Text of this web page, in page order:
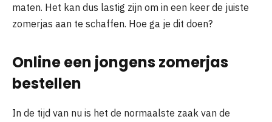
maten. Het kan dus lastig zijn om in een keer de juiste
zomerjas aan te schaffen. Hoe ga je dit doen?
Online een jongens zomerjas
bestellen
In de tijd van nu is het de normaalste zaak van de